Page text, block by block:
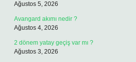
Ağustos 5, 2026
Avangard akımı nedir ?
Ağustos 4, 2026
2 dönem yatay geçiş var mı ?
Ağustos 3, 2026